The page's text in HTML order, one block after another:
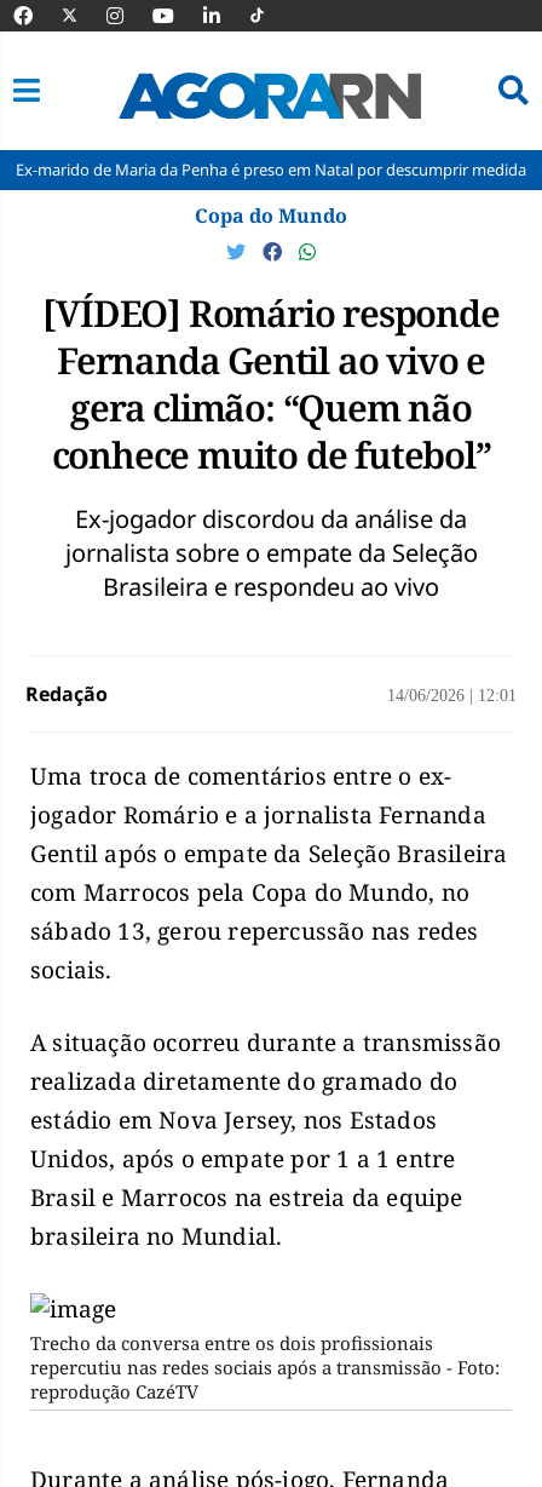
de Maria da Penha é preso em Natal por descumprir medida protetiva
Copa do Mundo
[VÍDEO] Romário responde
Fernanda Gentil ao vivo e
gera climão: “Quem não
conhece muito de futebol”
Ex-jogador discordou da análise da
jornalista sobre o empate da Seleção
Brasileira e respondeu ao vivo
Redação 14/06/2026 12:01
Uma troca de comentários entre o ex-
jogador Romário e a jornalista Fernanda
Gentil após o empate da Seleção Brasileira
com Marrocos pela Copa do Mundo, no
sábado 13, gerou repercussão nas redes
sociais.
A situação ocorreu durante a transmissão
realizada diretamente do gramado do
estádio em Nova Jersey, nos Estados
Unidos, após o empate por 1 a 1 entre
Brasil e Marrocos na estreia da equipe
brasileira no Mundial.
Trecho da conversa entre os dois profissionais
repercutiu nas redes sociais após a transmissão - Foto:
reprodução CazéTV
Durante a análise pós-jogo, Fernanda